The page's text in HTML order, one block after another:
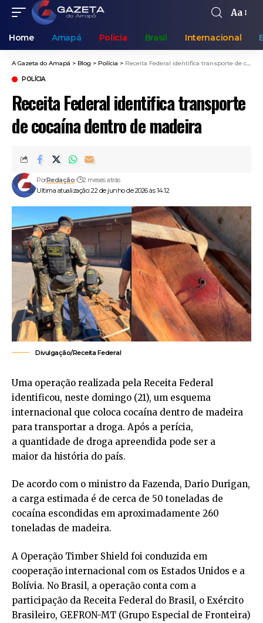
Aa
Home Amapá Polícia Brasil Internacional
A Gazeta do Amapá > Blog > Polícia > Receita Federal identifica transporte de cocaína dentro de madeira
POLÍCIA
Receita Federal identifica transporte
de cocaína dentro de madeira
Ultima atualização: 22 de junho de 2026 às 14:12
PorRedação 2 meses atrás
Divulgação/Receita Federal
Uma operação realizada pela Receita Federal
identificou, neste domingo (21), um esquema
internacional que coloca cocaína dentro de madeira
para transportar a droga. Após a perícia,
a quantidade de droga apreendida pode ser a
maior da história do país.
De acordo com o ministro da Fazenda, Dario Durigan,
a carga estimada é de cerca de 50 toneladas de
cocaína escondidas em aproximadamente 260
toneladas de madeira.
A Operação Timber Shield foi conduzida em
cooperação internacional com os Estados Unidos e a
Bolívia. No Brasil, a operação conta com a
participação da Receita Federal do Brasil, o Exército
Brasileiro, GEFRON-MT (Grupo Especial de Fronteira)